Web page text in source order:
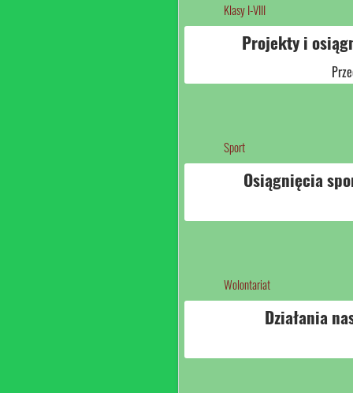
Klasy I-VIII
Projekty i
Sport
Osiągnięcia
Wolontariat
Działania